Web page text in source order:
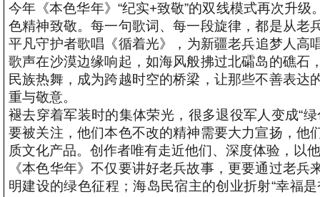
今年《本色华年》“纪实+致敬”的双线模式再次升
色精神致敬。每一句歌词、每一段旋律，都是从老
平凡守护者歌唱《循着光》，为新疆老兵追梦人
歌声在沙漠边缘响起，如海风般拂过北礵岛的礁石
民族热舞，成为跨越时空的桥梁，让那些不善表
重与敬意。
褪去穿着军装时的集体荣光，很多退役军人变成“
要被关注，他们本色不改的精神需要大力宣扬，他
质文化产品。创作者唯有走近他们、深度体验，以
《本色华年》不仅要讲好老兵故事，更要通过老
明建设的绿色征程；海岛民宿主的创业折射“幸福